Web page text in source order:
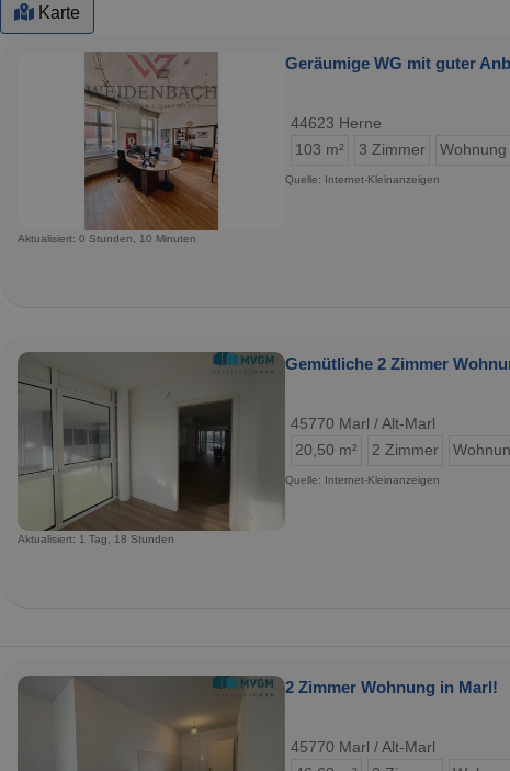
Karte
Geräumige WG mit guter
44623 Herne
103 m²
3 Zimmer Wohnung
Quelle: Internet-Kleinanzeigen
Aktualisiert: 0 Stunden, 10 Minuten
Gemütliche 2 Zimmer
45770 Marl / Alt-Marl
20,50 m²
2 Zimmer
Quelle: Internet-Kleinanzeigen
Aktualisiert: 1 Tag, 18 Stunden
2 Zimmer Wohnung in Marl!
45770 Marl / Alt-Marl